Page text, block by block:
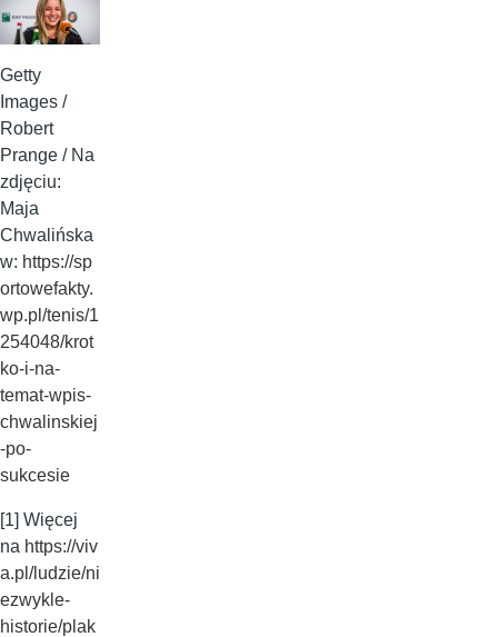
Getty
Images /
Robert
Prange / Na
zdjęciu:
Maja
Chwalińska
w: https://sp
ortowefakty.
wp.pl/tenis/1
254048/krot
ko-i-na-
temat-wpis-
chwalinskiej
-po-
sukcesie
[1] Więcej
na https://viv
a.pl/ludzie/ni
ezwykle-
historie/plak